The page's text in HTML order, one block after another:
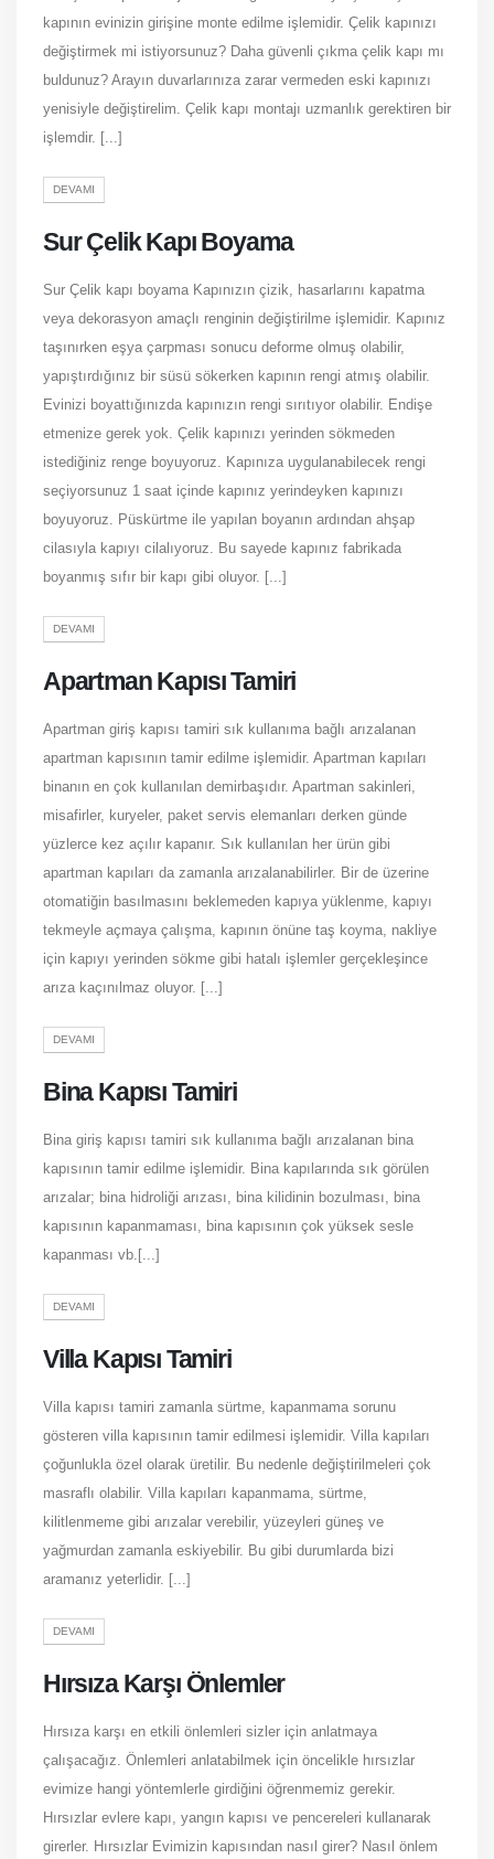
kapının evinizin girişine monte edilme işlemidir. Çelik kapınızı
değiştirmek mi istiyorsunuz? Daha güvenli çıkma çelik kapı mı
buldunuz? Arayın duvarlarınıza zarar vermeden eski kapınızı
yenisiyle değiştirelim. Çelik kapı montajı uzmanlık gerektiren bir
işlemdir. [...]
DEVAMI
Sur Çelik Kapı Boyama
Sur Çelik kapı boyama Kapınızın çizik, hasarlarını kapatma
veya dekorasyon amaçlı renginin değiştirilme işlemidir. Kapınız
taşınırken eşya çarpması sonucu deforme olmuş olabilir,
yapıştırdığınız bir süsü sökerken kapının rengi atmış olabilir.
Evinizi boyattığınızda kapınızın rengi sırıtıyor olabilir. Endişe
etmenize gerek yok. Çelik kapınızı yerinden sökmeden
istediğiniz renge boyuyoruz. Kapınıza uygulanabilecek rengi
seçiyorsunuz 1 saat içinde kapınız yerindeyken kapınızı
boyuyoruz. Püskürtme ile yapılan boyanın ardından ahşap
cilasıyla kapıyı cilalıyoruz. Bu sayede kapınız fabrikada
boyanmış sıfır bir kapı gibi oluyor. [...]
DEVAMI
Apartman Kapısı Tamiri
Apartman giriş kapısı tamiri sık kullanıma bağlı arızalanan
apartman kapısının tamir edilme işlemidir. Apartman kapıları
binanın en çok kullanılan demirbaşıdır. Apartman sakinleri,
misafirler, kuryeler, paket servis elemanları derken günde
yüzlerce kez açılır kapanır. Sık kullanılan her ürün gibi
apartman kapıları da zamanla arızalanabilirler. Bir de üzerine
otomatiğin basılmasını beklemeden kapıya yüklenme, kapıyı
tekmeyle açmaya çalışma, kapının önüne taş koyma, nakliye
için kapıyı yerinden sökme gibi hatalı işlemler gerçekleşince
arıza kaçınılmaz oluyor. [...]
DEVAMI
Bina Kapısı Tamiri
Bina giriş kapısı tamiri sık kullanıma bağlı arızalanan bina
kapısının tamir edilme işlemidir. Bina kapılarında sık görülen
arızalar; bina hidroliği arızası, bina kilidinin bozulması, bina
kapısının kapanmaması, bina kapısının çok yüksek sesle
kapanması vb.[...]
DEVAMI
Villa Kapısı Tamiri
Villa kapısı tamiri zamanla sürtme, kapanmama sorunu
gösteren villa kapısının tamir edilmesi işlemidir. Villa kapıları
çoğunlukla özel olarak üretilir. Bu nedenle değiştirilmeleri çok
masraflı olabilir. Villa kapıları kapanmama, sürtme,
kilitlenmeme gibi arızalar verebilir, yüzeyleri güneş ve
yağmurdan zamanla eskiyebilir. Bu gibi durumlarda bizi
aramanız yeterlidir. [...]
DEVAMI
Hırsıza Karşı Önlemler
Hırsıza karşı en etkili önlemleri sizler için anlatmaya
çalışacağız. Önlemleri anlatabilmek için öncelikle hırsızlar
evimize hangi yöntemlerle girdiğini öğrenmemiz gerekir.
Hırsızlar evlere kapı, yangın kapısı ve pencereleri kullanarak
girerler. Hırsızlar Evimizin kapısından nasıl girer? Nasıl önlem